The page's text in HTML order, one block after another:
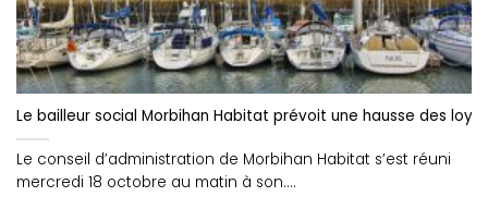
Le bailleur social Morbihan Habitat prévoit une hausse des
Le conseil d’administration de Morbihan Habitat s’est réuni
mercredi 18 octobre au matin à son....